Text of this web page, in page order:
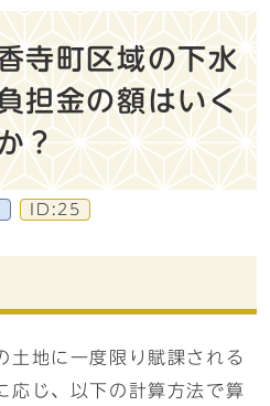
寺町区域の下水
担金の額はいく
？
ID:25
土地に一度限り賦課される
応じ、以下の計算方法で算